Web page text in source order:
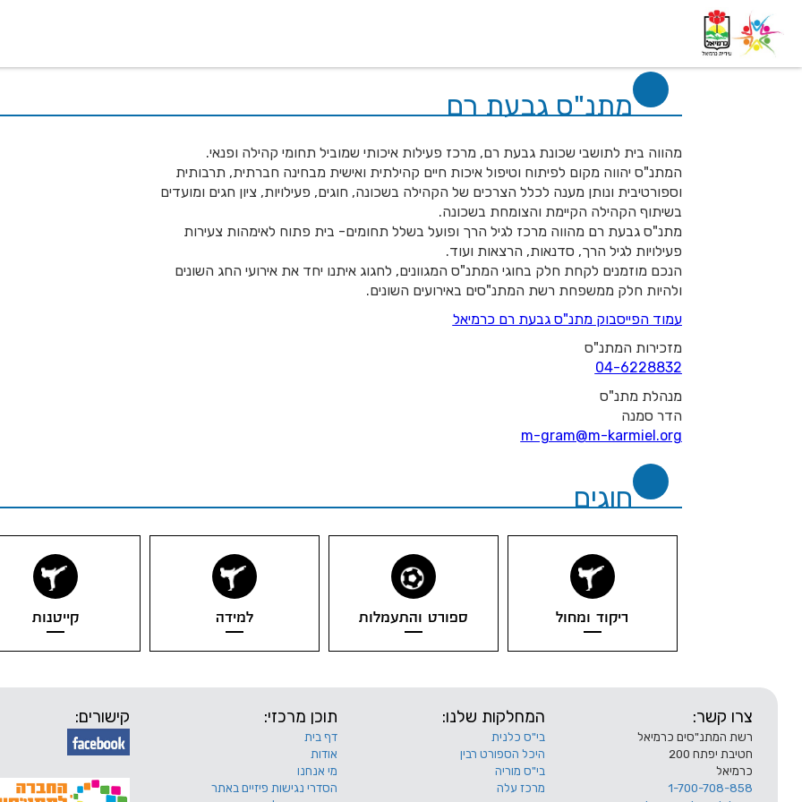
מתנ"ס גבעת רם
מהווה בית לתושבי שכונת גבעת רם, מרכז פעילות איכותי שמוביל תחומי קהילה ופנאי.
המתנ"ס יהווה מקום לפיתוח וטיפול איכות חיים קהילתית ואישית מבחינה חברתית, תרבותית
וספורטיבית ונותן מענה לכלל הצרכים של הקהילה בשכונה, חוגים, פעילויות, ציון חגים ומועדים
בשיתוף הקהילה הקיימת והצומחת בשכונה.
מתנ"ס גבעת רם מהווה מרכז לגיל הרך ופועל בשלל תחומים- בית פתוח לאימהות צעירות
פעילויות לגיל הרך, סדנאות, הרצאות ועוד.
הנכם מוזמנים לקחת חלק בחוגי המתנ"ס המגוונים, לחגוג איתנו יחד את אירועי החג השונים
ולהיות חלק ממשפחת רשת המתנ"סים באירועים השונים.
עמודהפייסבוק מתנ"ס גבעת רם כרמיאל
מזכירות המתנ"ס
04-6228832
מנהלת מתנ"ס
הדר סמנה
m-gram@m-karmiel.org
חוגים
ריקוד ומחול ספורט והתעמלות למידה קייטנות
צרו קשר:
רשת המתנ"סים כרמיאל
חטיבת יפתח 200
כרמיאל
1-700-708-858
המחלקות שלנו:
בי"ס כלנית
היכל הספורט רבין
בי"ס מוריה
מרכז עלה
תוכן מרכזי:
דף בית
אודות
מי אנחנו
הסדרי נגישות פיזיים באתר
קישורים: